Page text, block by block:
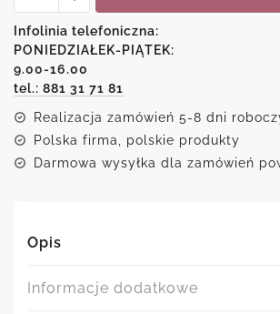
możesz
kupić
szczęścia...
Infolinia telefoniczna:
PONIEDZIAŁEK-PIĄTEK:
9.00-16.00
tel.: 881 31 71 81
Realizacja zamówień 5-8 dni
Polska firma, polskie produkty
Darmowa wysyłka dla zamówień
Opis
Informacje dodatkowe